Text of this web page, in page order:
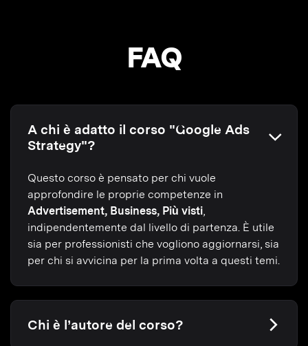
FAQ
A chi è adatto il corso "Google Ads
Strategy"?
Questo corso è pensato per chi vuole
approfondire le proprie competenze in
Advertisement, Business, Più visti
indipendentemente dal livello di partenza. È utile
sia per professionisti che vogliono aggiornarsi, sia
per chi si avvicina per la prima volta a questi temi.
Chi è l’autore del corso?